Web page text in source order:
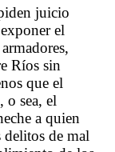
juicio
el
Ríos sin
que el
o sea, el
a quien
de mal